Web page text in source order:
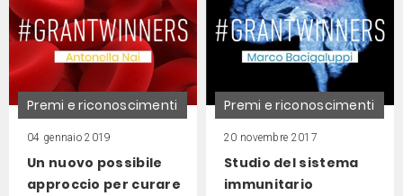
Premi e riconoscimenti
04 gennaio 2019
Un nuovo possibile
approccio per curare
Premi e riconoscimenti
20 novembre 2017
Studio del sistema
immunitario